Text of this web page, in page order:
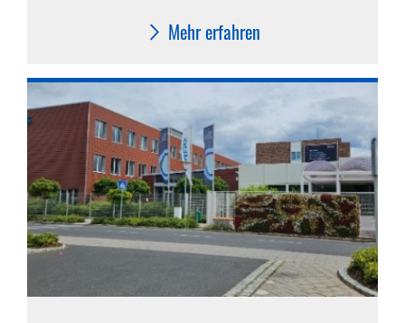
Mehr erfahren